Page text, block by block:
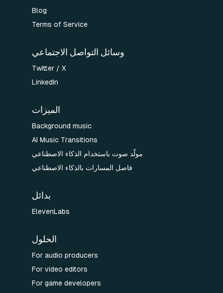
Blog
Terms of Service
وسائل التواصل الاجتماعي
Twitter / X
LinkedIn
الميزات
Background music
AI Music Transitions
مولّد صوت باستخدام الذكاء الاصطناعي
فاصل المسارات بالذكاء الاصطناعي
بدائل
ElevenLabs
الحلول
For audio producers
For video editors
For game developers